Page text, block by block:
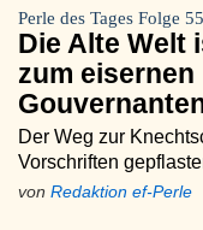
Perle des Tages Folge
Die Alte Welt
zum eisernen
Der Weg zur
Vorschriften
von Redaktion ef-Perle